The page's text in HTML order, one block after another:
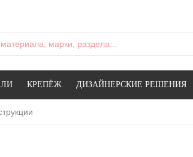
марки, раздела...
КРЕПЁЖ ДИЗАЙНЕРСКИЕ РЕШЕНИЯ